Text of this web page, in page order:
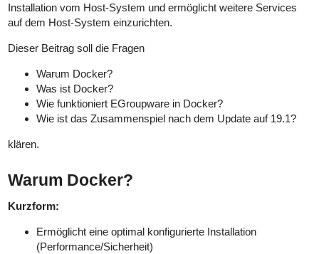
Installation vom Host-System und ermöglicht weitere Services
auf dem Host-System einzurichten.
Dieser Beitrag soll die Fragen
Warum Docker?
Was ist Docker?
Wie funktioniert EGroupware in Docker?
Wie ist das Zusammenspiel nach dem Update auf 19.1?
klären.
Warum Docker?
Kurzform:
Ermöglicht eine optimal konfigurierte Installation
(Performance/Sicherheit)